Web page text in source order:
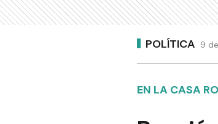
POLÍTICA 9
EN LA CASA